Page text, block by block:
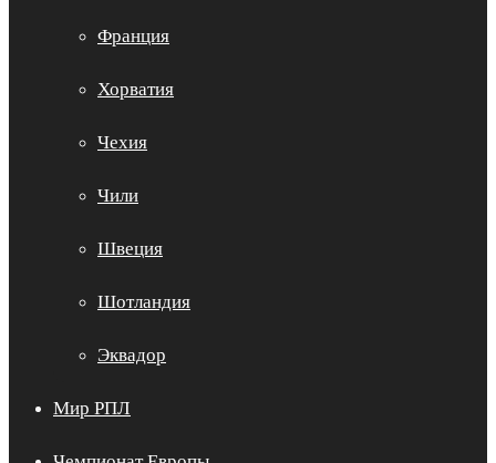
Франция
Хорватия
Чехия
Чили
Швеция
Шотландия
Эквадор
Мир РПЛ